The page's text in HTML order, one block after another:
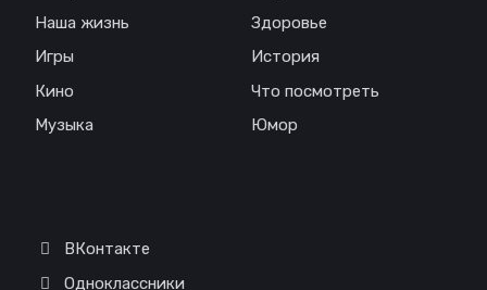
Наша жизнь
Игры
Кино
Музыка
Здоровье
История
Что посмотреть
Юмор
ВКонтакте
Одноклассники